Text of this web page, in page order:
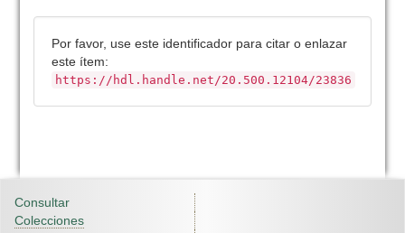
Por favor, use este identificador para citar o enlazar
este ítem:
https://hdl.handle.net/20.500.12104/23836
Consultar
Colecciones